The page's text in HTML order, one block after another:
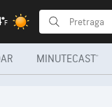
F
MINUTECAST®